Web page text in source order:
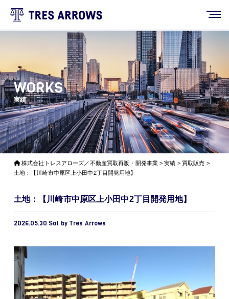
WORKS
実績
株式会社トレスアローズ／不動産買取再販・開発事業 >実績 > 買取販売 >
土地：【川崎市中原区上小田中2丁目開発用地】
土地：【川崎市中原区上小田中2丁目開発用地】
2026.05.30 Sat by Tres Arrows